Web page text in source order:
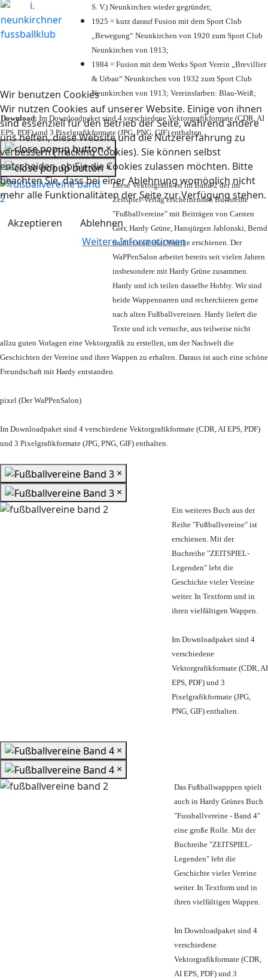
Wir benutzen Cookies
Wir nutzen Cookies auf unserer Website. Einige von ihnen
sind essenziell für den Betrieb der Seite, während andere
uns helfen, diese Website und die Nutzererfahrung zu
verbessern (Tracking Cookies). Sie können selbst
entscheiden, ob Sie die Cookies zulassen möchten. Bitte
beachten Sie, dass bei einer Ablehnung womöglich nicht
mehr alle Funktionalitäten der Seite zur Verfügung stehen.
Akzeptieren
Ablehnen
Weitere Informationen
S. V.) Neunkirchen wieder gegründet;
1925 = kurz darauf Fusion mit dem Sport Club
„Bewegung“ Neunkirchen von 1920 zum Sport Club
Neunkirchen von 1913;
1984 = Fusion mit dem Werks Sport Verein „Brevillier
& Urban“ Neunkirchen von 1932 zum Sport Club
Neunkirchen von 1913; Vereinsfarben: Blau-Weiß;
Download: Im Downloadpaket sind 4 verschiedene Vektorgrafikformate (CDR, AI
EPS, PDF) und 3 Pixelgrafikformate (JPG, PNG, GIF) enthalten.
×
×
Diese Vektorgrafik ist im Band 2 der im
Zeitspiel-Verlag erscheinenden Buchreihe
"Fußballvereine" mit Beiträgen von Carsten
Gier, Hardy Grüne, Hansjürgen Jablonski, Bernd
Sautter und Olaf Wuttke erschienen. Der
WaPPenSalon arbeitet bereits seit vielen Jahren
insbesondere mit Hardy Grüne zusammen.
Hardy und ich teilen dasselbe Hobby. Wir sind
beide Wappennarren und recherchieren gerne
nach alten Fußballvereinen. Hardy liefert die
Texte und ich versuche, aus teilweise nicht
allzu guten Vorlagen eine Vektorgrafik zu erstellen, um der Nachwelt die
Geschichten der Vereine und ihrer Wappen zu erhalten. Daraus ist auch eine schöne
Freundschaft mit Hardy entstanden.
pixel (Der WaPPenSalon)
Im Downloadpaket sind 4 verschiedene Vektorgrafikformate (CDR, AI EPS, PDF)
und 3 Pixelgrafikformate (JPG, PNG, GIF) enthalten.
×
×
Ein weiteres Buch aus der
Reihe "Fußballvereine" ist
erschienen. Mit der
Buchreihe "ZEITSPIEL-
Legenden" lebt die
Geschichte vieler Vereine
weiter. In Textform und in
ihren vielfältigen Wappen.
Im Downloadpaket sind 4
verschiedene
Vektorgrafikformate (CDR, AI
EPS, PDF) und 3
Pixelgrafikformate (JPG,
PNG, GIF) enthalten.
×
×
Das Fußballwapppen spielt
auch in Hardy Grünes Buch
"Fussballvereine - Band 4"
eine große Rolle. Mit der
Buchreihe "ZEITSPIEL-
Legenden" lebt die
Geschichte vieler Vereine
weiter. In Textform und in
ihren vielfältigen Wappen.
Im Downloadpaket sind 4
verschiedene
Vektorgrafikformate (CDR,
AI EPS, PDF) und 3